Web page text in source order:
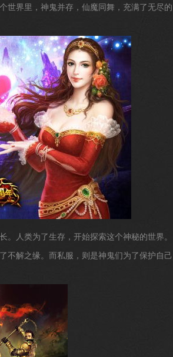
世界里，神鬼并存，仙魔同舞，充满了无尽的
人类为了生存，开始探索这个神秘的世界。
不解之缘。而私服，则是神鬼们为了保护自己